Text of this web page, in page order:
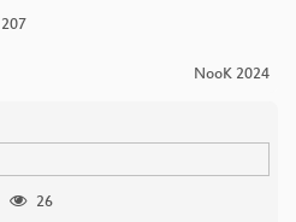
207
NooK 2024
26